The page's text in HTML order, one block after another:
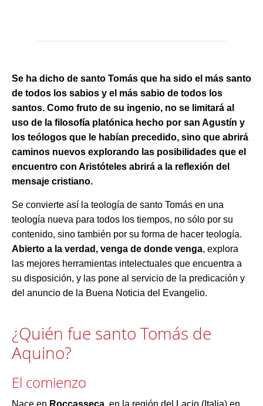
Se ha dicho de santo Tomás que ha sido el más santo
de todos los sabios y el más sabio de todos los
santos. Como fruto de su ingenio, no se limitará al
uso de la filosofía platónica hecho por san Agustín y
los teólogos que le habían precedido, sino que abrirá
caminos nuevos explorando las posibilidades que el
encuentro con Aristóteles abrirá a la reflexión del
mensaje cristiano.
Se convierte así la teología de santo Tomás en una
teología nueva para todos los tiempos, no sólo por su
contenido, sino también por su forma de hacer teología.
Abierto a la verdad, venga de donde venga, explora
las mejores herramientas intelectuales que encuentra a
su disposición, y las pone al servicio de la predicación y
del anuncio de la Buena Noticia del Evangelio.
¿Quién fue santo Tomás de
Aquino?
El comienzo
Nace en Roccasseca, en la región del Lacio (Italia) en